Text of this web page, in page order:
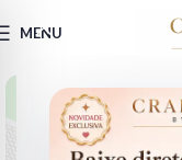
MENU